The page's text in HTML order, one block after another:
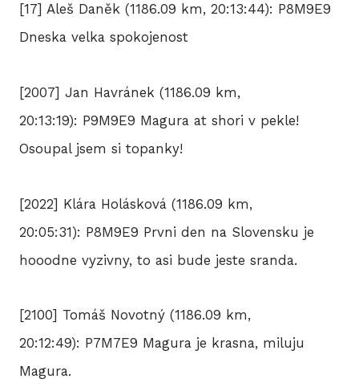
[17] Aleš Daněk (1186.09 km, 20:13:44): P8M9E9
Dneska velka spokojenost
[2007] Jan Havránek (1186.09 km,
20:13:19): P9M9E9 Magura at shori v pekle!
Osoupal jsem si topanky!
[2022] Klára Holásková (1186.09 km,
20:05:31): P8M9E9 Prvni den na Slovensku je
hooodne vyzivny, to asi bude jeste sranda.
[2100] Tomáš Novotný (1186.09 km,
20:12:49): P7M7E9 Magura je krasna, miluju
Magura.